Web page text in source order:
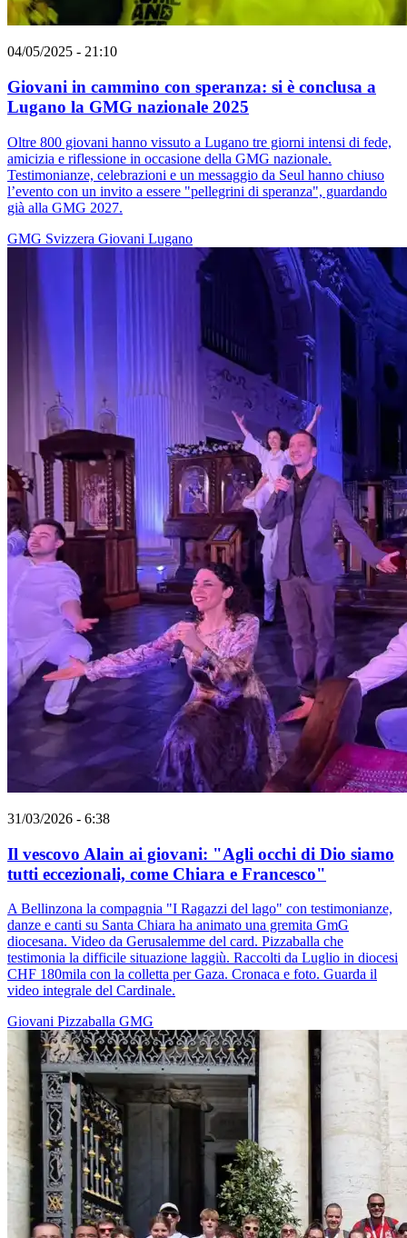
04/05/2025 - 21:10
Giovani in cammino con speranza: si è conclusa a
Lugano la GMG nazionale 2025
Oltre 800 giovani hanno vissuto a Lugano tre giorni intensi di fede,
amicizia e riflessione in occasione della GMG nazionale.
Testimonianze, celebrazioni e un messaggio da Seul hanno chiuso
l’evento con un invito a essere "pellegrini di speranza", guardando
già alla GMG 2027.
GMG Svizzera Giovani Lugano
31/03/2026 - 6:38
Il vescovo Alain ai giovani: "Agli occhi di Dio siamo
tutti eccezionali, come Chiara e Francesco"
A Bellinzona la compagnia "I Ragazzi del lago" con testimonianze,
danze e canti su Santa Chiara ha animato una gremita GmG
diocesana. Video da Gerusalemme del card. Pizzaballa che
testimonia la difficile situazione laggiù. Raccolti da Luglio in diocesi
CHF 180mila con la colletta per Gaza. Cronaca e foto. Guarda il
video integrale del Cardinale.
Giovani Pizzaballa GMG